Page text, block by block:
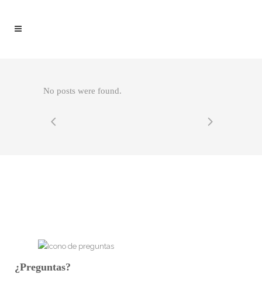
No posts were found.
¿Preguntas?